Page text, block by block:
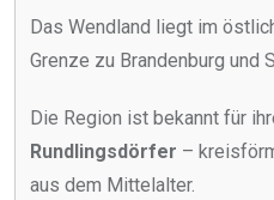
Das Wendland liegt im
Grenze zu Brandenburg und
Die Region ist bekannt für
Rundlingsdörfer –
aus dem Mittelalter.